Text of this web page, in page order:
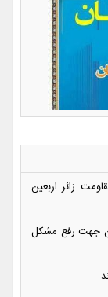
زائر اربعین
جهت رفع مشکل